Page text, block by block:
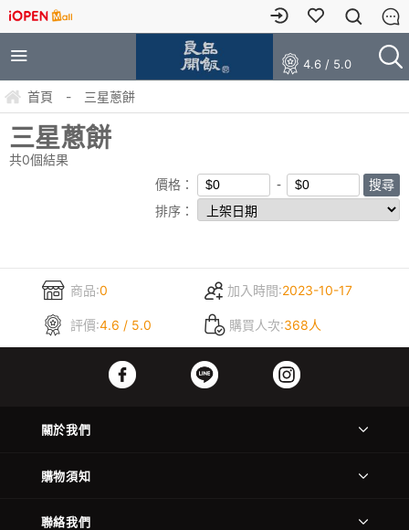
4.6 / 5.0
首頁 - 三星蔥餅
三星蔥餅
共0個結果
價格：
排序：
商品:0 加入時間:2023-10-17
評價:4.6 / 5.0 購買人次:368人
關於我們
購物須知
聯絡我們